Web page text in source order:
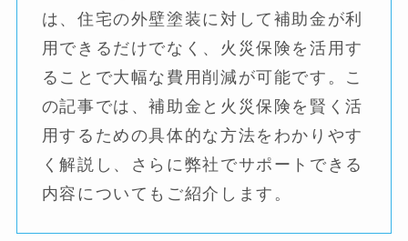
は、住宅の外壁塗装に対して補助金が利
用できるだけでなく、火災保険を活用す
ることで大幅な費用削減が可能です。こ
の記事では、補助金と火災保険を賢く活
用するための具体的な方法をわかりやす
く解説し、さらに弊社でサポートできる
内容についてもご紹介します。